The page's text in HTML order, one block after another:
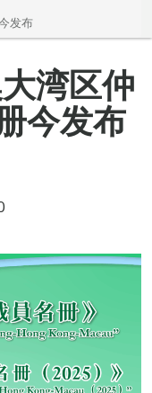
发布
湾区仲
今发布